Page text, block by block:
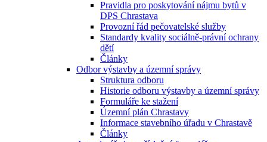
Pravidla pro poskytování nájmu bytů v
DPS Chrastava
Provozní řád pečovatelské služby
Standardy kvality sociálně-právní ochrany
dětí
Články
Odbor výstavby a územní správy
Struktura odboru
Historie odboru výstavby a územní správy
Formuláře ke stažení
Územní plán Chrastavy
Informace stavebního úřadu v Chrastavě
Články